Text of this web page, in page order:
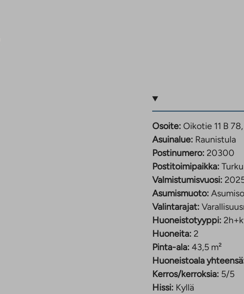
Osoite: Oikotie 11 B
Asuinalue: Raunistula
Postinumero: 20300
Postitoimipaikka: Turku
Valmistumisvuosi:
Asumismuoto:
Valintarajat:
Huoneistotyyppi:
Huoneita: 2
Pinta-ala: 43,5 m²
Huoneistoala
Kerros/kerroksia: 5/5
Hissi: Kyllä